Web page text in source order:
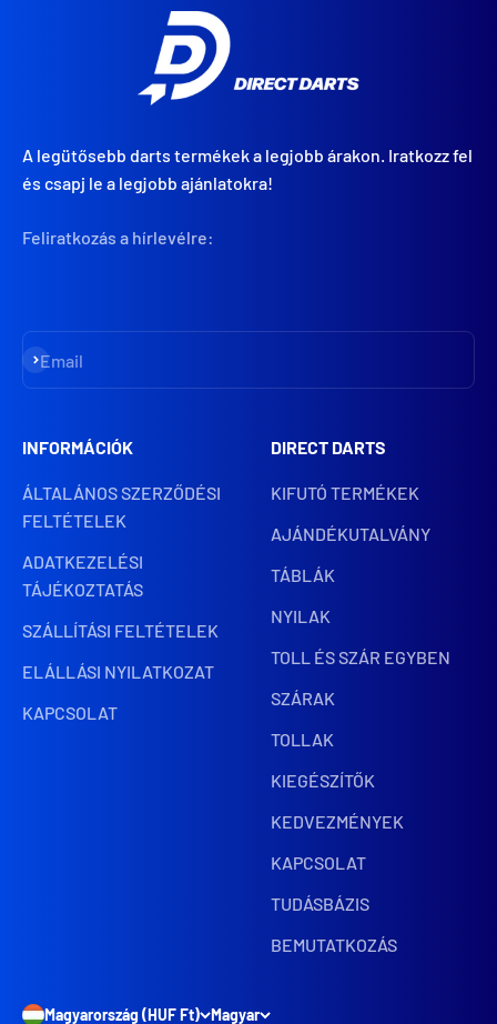
A legütősebb darts termékek a legjobb árakon. Iratkozz fel
és csapj le a legjobb ajánlatokra!
Feliratkozás a hírlevélre:
Email
Iratkozz fel
INFORMÁCIÓK
ÁLTALÁNOS SZERZŐDÉSI
FELTÉTELEK
ADATKEZELÉSI
TÁJÉKOZTATÁS
SZÁLLÍTÁSI FELTÉTELEK
ELÁLLÁSI NYILATKOZAT
KAPCSOLAT
DIRECT DARTS
KIFUTÓ TERMÉKEK
AJÁNDÉKUTALVÁNY
TÁBLÁK
NYILAK
TOLL ÉS SZÁR EGYBEN
SZÁRAK
TOLLAK
KIEGÉSZÍTŐK
KEDVEZMÉNYEK
KAPCSOLAT
TUDÁSBÁZIS
BEMUTATKOZÁS
Magyarország (HUF Ft) Magyar